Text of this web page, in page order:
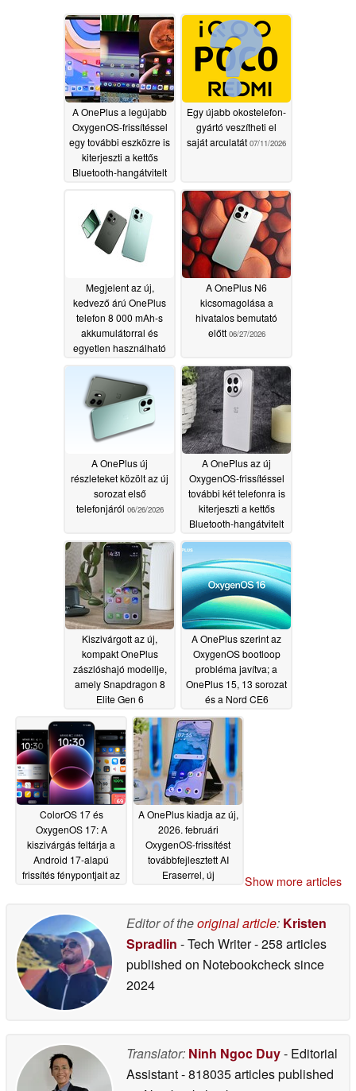
A OnePlus a legújabb
OxygenOS-frissítéssel
egy további eszközre is
kiterjeszti a kettős
Bluetooth-hangátvitelt
Egy újabb okostelefon-
gyártó veszítheti el
saját arculatát 07/11/2026
Megjelent az új,
kedvező árú OnePlus
telefon 8 000 mAh-s
akkumulátorral és
egyetlen használható
hátsó kamerával
06/30/2026
A OnePlus N6
kicsomagolása a
hivatalos bemutató
előtt 06/27/2026
A OnePlus új
részleteket közölt az új
sorozat első
telefonjáról 06/26/2026
A OnePlus az új
OxygenOS-frissítéssel
további két telefonra is
kiterjeszti a kettős
Bluetooth-hangátvitelt
06/26/2026
Kiszivárgott az új,
kompakt OnePlus
zászlóshajó modellje,
amely Snapdragon 8
Elite Gen 6
processzorral és 6,3
hüvelykes kijelzővel
rendelkezik
06/22/2026
A OnePlus szerint az
OxygenOS bootloop
probléma javítva; a
OnePlus 15, 13 sorozat
és a Nord CE6
esetében folytatódik a
bevezetés
ColorOS 17 és
OxygenOS 17: A
kiszivárgás feltárja a
Android 17-alapú
frissítés fénypontjait az
A OnePlus kiadja az új,
2026. februári
OxygenOS-frissítést
továbbfejlesztett AI
Eraserrel, új
AI Writerrel és még sok
Show more articles
Editor of theoriginal article: Kristen
Spradlin - Tech Writer- 258 articles
published on Notebookchecksince
2024
Translator: Ninh Ngoc Duy- Editorial
Assistant- 818035 articles published